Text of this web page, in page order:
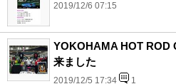
2019/12/6 07:15
YOKOHAMA HOT ROD
来ました
2019/12/5 17:34 1